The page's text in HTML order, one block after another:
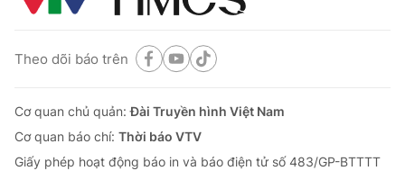
Theo dõi báo trên
Cơ quan chủ quản:Đài Truyền hình Việt Nam
Cơ quan báo chí: Thời báo VTV
Giấy phép hoạt động báo in và báo điện tử số 483/GP-BTTTT